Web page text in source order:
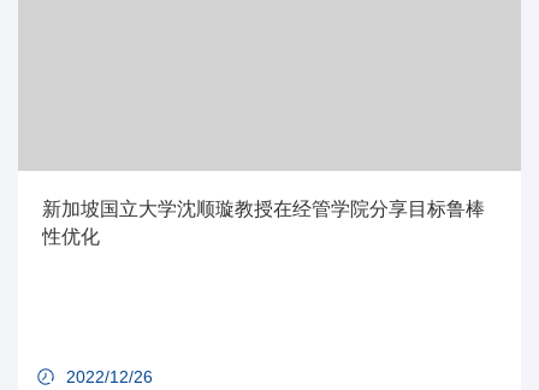
新加坡国立大学沈顺璇教授在经管学院分享目标鲁棒
性优化
2022/12/26